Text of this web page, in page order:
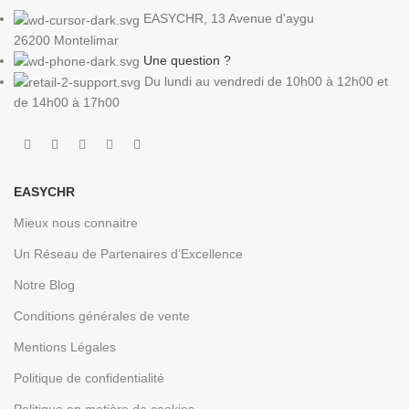
EASYCHR, 13 Avenue d'aygu
26200 Montelimar
Une question ?
Du lundi au vendredi de 10h00 à 12h00 et
de 14h00 à 17h00
EASYCHR
Mieux nous connaitre
Un Réseau de Partenaires d’Excellence
Notre Blog
Conditions générales de vente
Mentions Légales
Politique de confidentialité